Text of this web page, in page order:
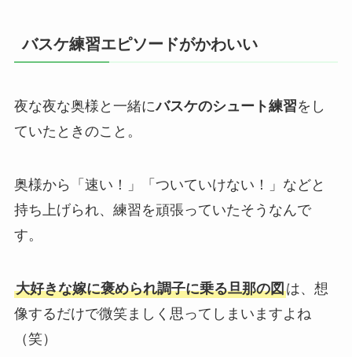
バスケ練習エピソードがかわいい
夜な夜な奥様と一緒にバスケのシュート練習をし
ていたときのこと。
奥様から「速い！」「ついていけない！」などと
持ち上げられ、練習を頑張っていたそうなんで
す。
大好きな嫁に褒められ調子に乗る旦那の図は、想
像するだけで微笑ましく思ってしまいますよね
（笑）